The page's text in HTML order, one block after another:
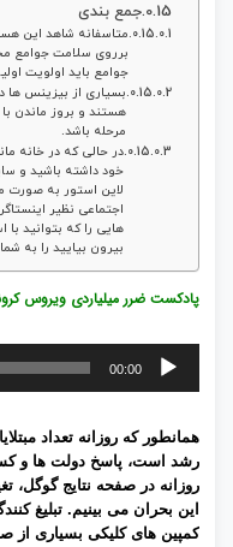
جمع بندی
متاسفانه شاهد این
برروی سلامت جوامع
جوامع باید اولویت
بسیاری از بیزینس ها
هستند و بروز ماندن
مرحله باشد.
در حالی که در خانه
خود داشته باشید و
لاین استور به صورت
اجتماعی نظیر
هایی را که بتوانید
بیرون بیایید را به
پادکست ضرر میلیاردی ویروس
پخش‌کننده
صوت
00:00
همانطور که روزانه تعداد
رشد است، پاسخ دولت ها و
روزانه در صفحه نتایج گوگل،
این بحران می بینیم. تبلیغ
کمپین های کلیکی بسیاری از